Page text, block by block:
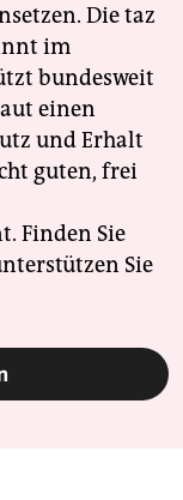
Die taz
im
bundesweit
einen
und Erhalt
guten, frei
Finden Sie
Sie